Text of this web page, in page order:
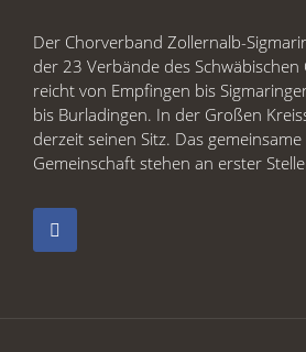
Der Chorverband Zollernalb-
der 23 Verbände des
reicht von Empfingen bis
bis Burladingen. In der Großen
derzeit seinen Sitz. Das
Gemeinschaft stehen an erster Stelle.